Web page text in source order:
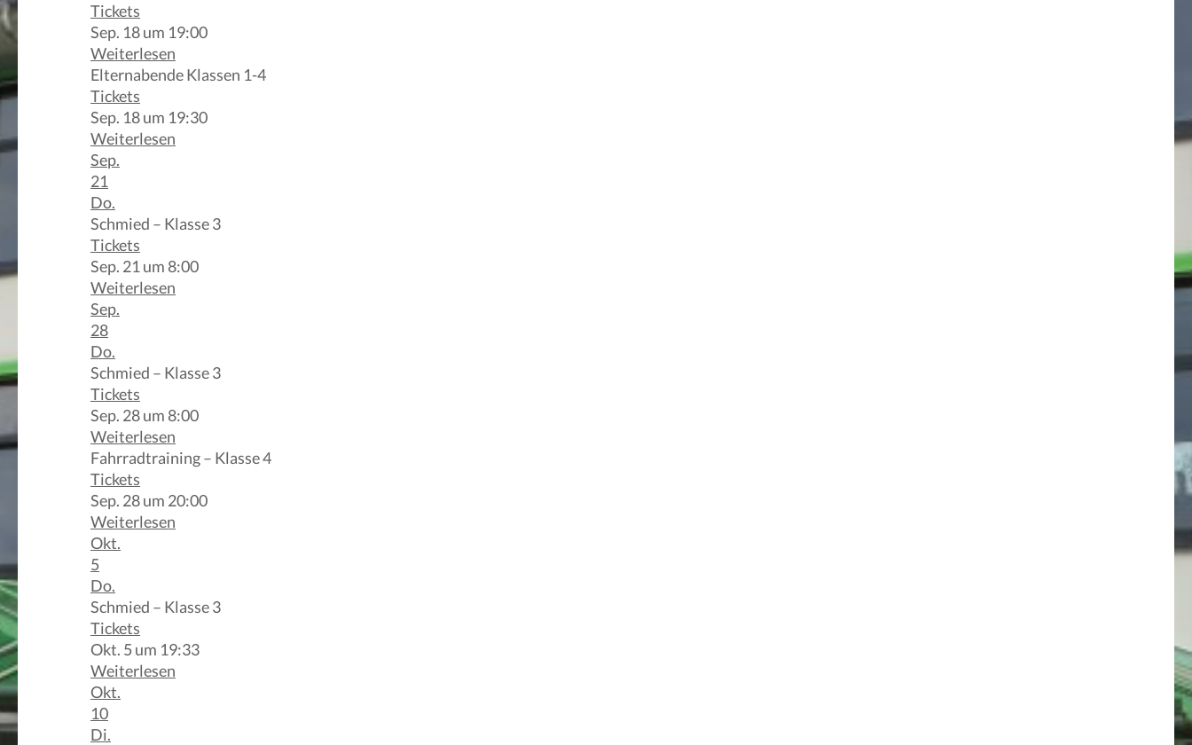
Tickets
Sep. 18 um 19:00
Weiterlesen
Elternabende Klassen 1-4
Tickets
Sep. 18 um 19:30
Weiterlesen
Sep.
21
Do.
Schmied – Klasse 3
Tickets
Sep. 21 um 8:00
Weiterlesen
Sep.
28
Do.
Schmied – Klasse 3
Tickets
Sep. 28 um 8:00
Weiterlesen
Fahrradtraining – Klasse 4
Tickets
Sep. 28 um 20:00
Weiterlesen
Okt.
5
Do.
Schmied – Klasse 3
Tickets
Okt. 5 um 19:33
Weiterlesen
Okt.
10
Di.